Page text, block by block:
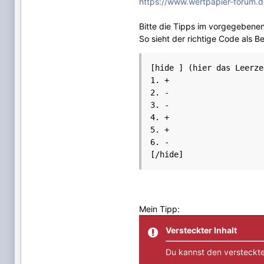
Bitte die Tipps im
So sieht der richtige Code als
[hide ] (hier das
1. +
2. -
3. -
4. +
5. +
6. -
Mein Tipp:
Versteckter Inhalt
Du kannst den